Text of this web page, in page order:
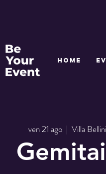
ven 21 ago
  |
Villa Bellini
HOME